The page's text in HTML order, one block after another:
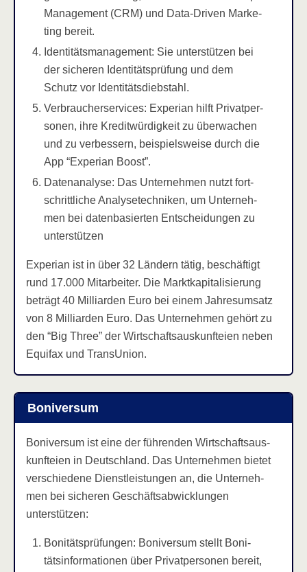
Manage­ment (CRM) und Data-Dri­ven Mar­ke­
ting bereit.
Iden­ti­täts­ma­nage­ment: Sie unter­stüt­zen bei
der siche­ren Iden­ti­täts­prü­fung und dem
Schutz vor Identitätsdiebstahl.
Ver­brau­cher­ser­vices: Expe­ri­an hilft Pri­vat­per­
so­nen, ihre Kre­dit­wür­dig­keit zu über­wa­chen
und zu ver­bes­sern, bei­spiels­wei­se durch die
App “Expe­ri­an Boost”.
Daten­ana­ly­se: Das Unter­neh­men nutzt fort­
schritt­li­che Ana­ly­se­tech­ni­ken, um Unter­neh­
men bei daten­ba­sier­ten Ent­schei­dun­gen zu
unterstützen
Expe­ri­an ist in über 32 Län­dern tätig, beschäf­tigt
rund 17.000 Mit­ar­bei­ter. Die Markt­ka­pi­ta­li­sie­rung
beträgt 40 Mil­li­ar­den Euro bei einem Jah­res­um­satz
von 8 Mil­li­ar­den Euro. Das Unter­neh­men gehört zu
den “Big Three” der Wirt­schafts­aus­kunftei­en neben
Equi­fax und TransUnion.
Boni­ver­sum
Boni­ver­sum ist eine der füh­ren­den Wirt­schafts­aus­
kunftei­en in Deutsch­land. Das Unter­neh­men bie­tet
ver­schie­de­ne Dienst­leis­tun­gen an, die Unter­neh­
men bei siche­ren Geschäfts­ab­wick­lun­gen
unterstützen:
Boni­täts­prü­fun­gen: Boni­ver­sum stellt Boni­
täts­in­for­ma­tio­nen über Pri­vat­per­so­nen bereit,